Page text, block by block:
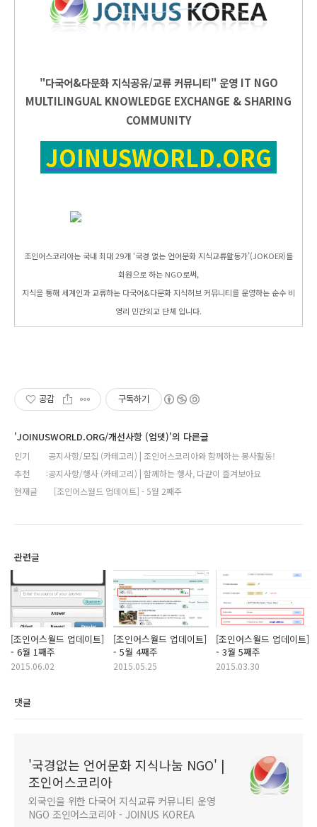
"다국어&다문화 지식공유/교류 커뮤니티" 운영 IT NGO
MULTILINGUAL KNOWLEDGE EXCHANGE & SHARING
COMMUNITY
JOINUSWORLD.ORG
조인어스코리아는 국내 최대 29개 ‘국경 없는 언어문화 지식교류활동가’(JOKOER)를
회원으로 하는 NGO로써,
지식을 통해 세계인과 교류하는 다국어&다문화 지식허브 커뮤니티를 운영하는 순수 비
영리 민간외교 단체 입니다.
공감 구독하기
'JOINUSWORLD.ORG/개선사항 (업뎃)'의 다른글
인기
공지사항/모집 (카테고리) | 조인어스코리아와 함께하는 봉사활동!
추천
공지사항/행사 (카테고리) | 함께하는 행사, 다같이 즐겨보아요
현재글
[조인어스월드 업데이트] - 5월 2째주
관련글
[조인어스월드 업데이트]
- 6월 1째주
2015.06.02
[조인어스월드 업데이트]
- 5월 4째주
2015.05.25
[조인어스월드 업데이트]
- 3월 5째주
2015.03.30
댓글
'국경없는 언어문화 지식나눔 NGO' |
조인어스코리아
외국인을 위한 다국어 지식교류 커뮤니티 운영
NGO 조인어스코리아 - JOINUS KOREA